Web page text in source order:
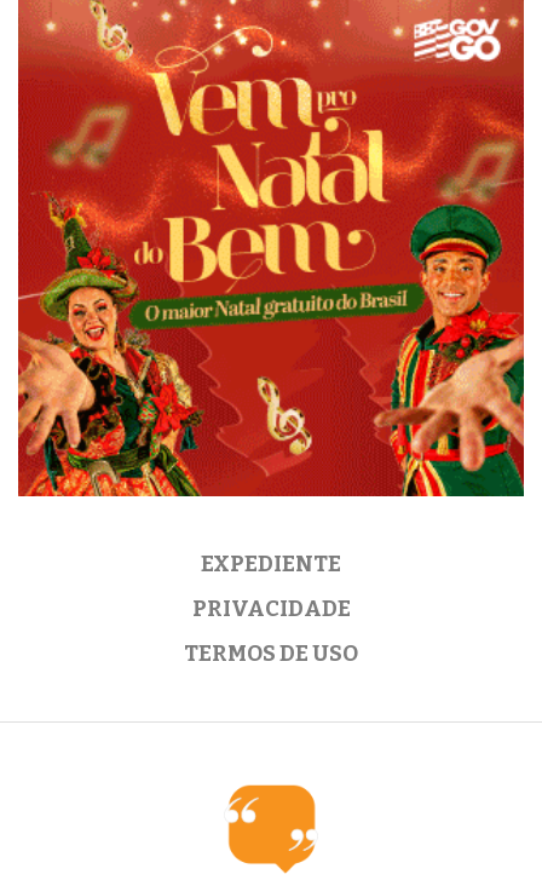
EXPEDIENTE
PRIVACIDADE
TERMOS DE USO